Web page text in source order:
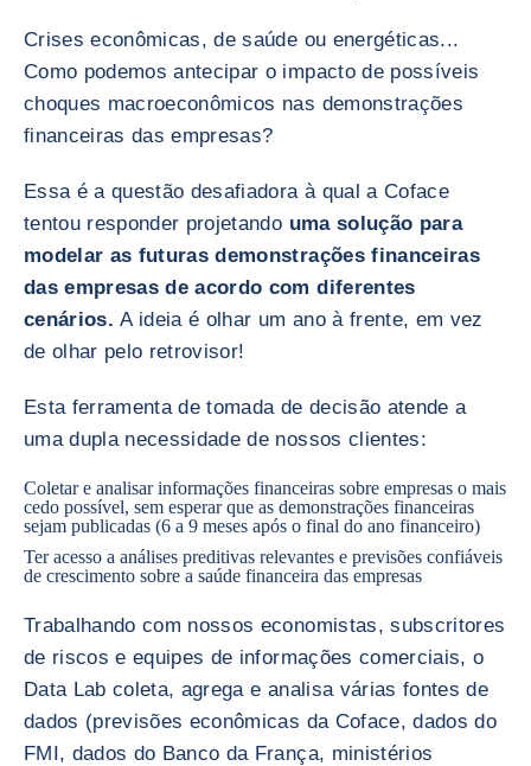
Crises econômicas, de saúde ou energéticas...
Como podemos antecipar o impacto de possíveis
choques macroeconômicos nas demonstrações
financeiras das empresas?
Essa é a questão desafiadora à qual a Coface
tentou responder projetando uma solução para
modelar as futuras demonstrações financeiras
das empresas de acordo com diferentes
cenários.A ideia é olhar um ano à frente, em vez
de olhar pelo retrovisor!
Esta ferramenta de tomada de decisão atende a
uma dupla necessidade de nossos clientes:
Coletar e analisar informações financeiras sobre empresas o mais
cedo possível, sem esperar que as demonstrações financeiras
sejam publicadas (6 a 9 meses após o final do ano financeiro)
Ter acesso a análises preditivas relevantes e previsões confiáveis
de crescimento sobre a saúde financeira das empresas
Trabalhando com nossos economistas, subscritores
de riscos e equipes de informações comerciais, o
Data Lab coleta, agrega e analisa várias fontes de
dados (previsões econômicas da Coface, dados do
FMI, dados do Banco da França, ministérios